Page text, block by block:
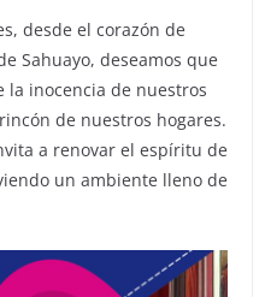
desde el corazón de
Sahuayo, deseamos que
la inocencia de nuestros
de nuestros hogares.
a renovar el espíritu de
un ambiente lleno de